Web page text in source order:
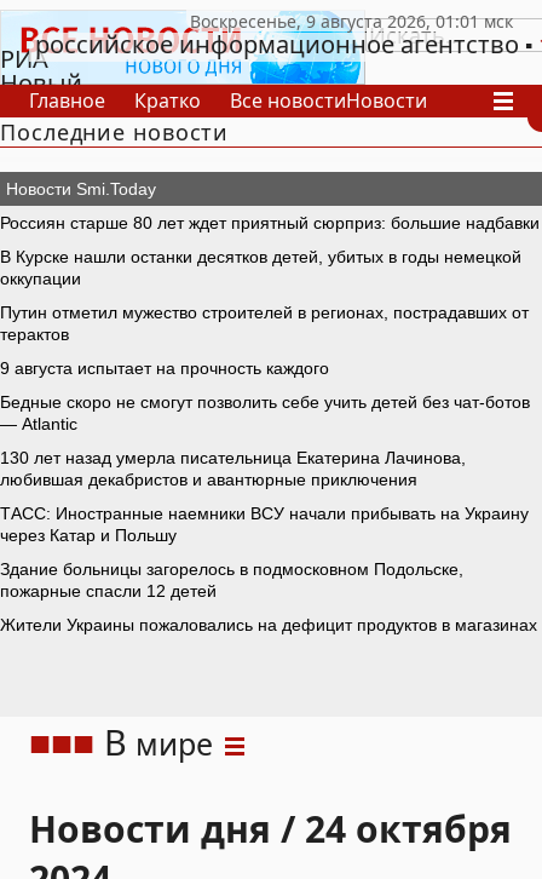
РИА
Новый
День
российское информационное агентство
Главное Кратко Все новостиНовости
В России
В мире
СпецпроектыПроекты Архив
Последние новости
В мире
Новости дня / 24 октября